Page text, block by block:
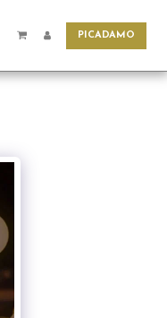
PICADAMO